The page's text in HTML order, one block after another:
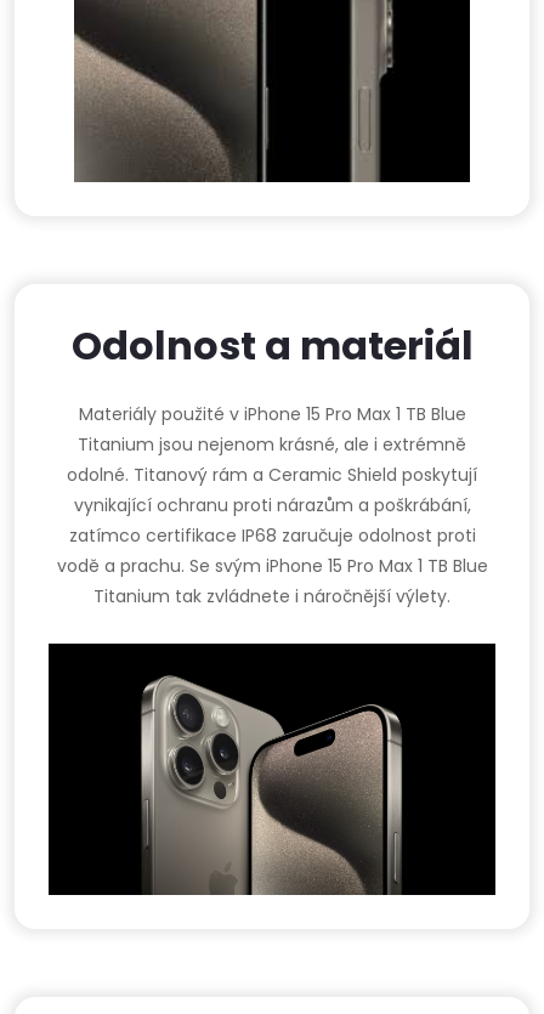
Odolnost a materiál
Materiály použité v iPhone 15 Pro Max 1 TB Blue
Titanium jsou nejenom krásné, ale i extrémně
odolné. Titanový rám a Ceramic Shield poskytují
vynikající ochranu proti nárazům a poškrábání,
zatímco certifikace IP68 zaručuje odolnost proti
vodě a prachu. Se svým iPhone 15 Pro Max 1 TB Blue
Titanium tak zvládnete i náročnější výlety.